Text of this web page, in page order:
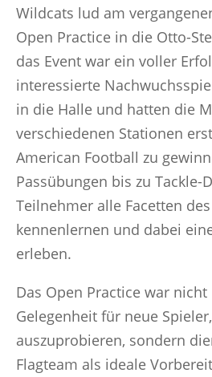
Wildcats lud am
Open Practice in die Otto-
das Event war ein voller
interessierte
in die Halle und hatten die
verschiedenen Stationen
American Football zu
Passübungen bis zu
Teilnehmer alle Facetten
kennenlernen und dabei
erleben.
Das Open Practice war
Gelegenheit für neue
auszuprobieren, sondern
Flagteam als ideale